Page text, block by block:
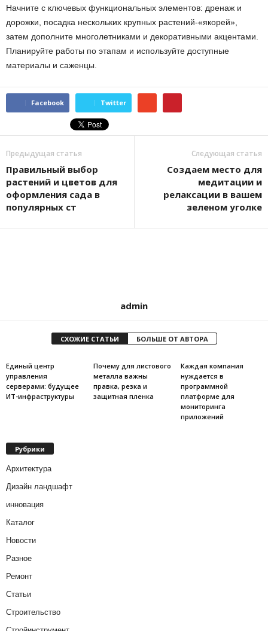
Начните с ключевых функциональных элементов: дренаж и
дорожки, посадка нескольких крупных растений-«якорей»,
затем дополните многолетниками и декоративными акцентами.
Планируйте работы по этапам и используйте доступные
материалы и саженцы.
Facebook Twitter
Предыдущая статья
Правильный выбор
растений и цветов для
оформления сада в
популярных ст
Следующая статья
Создаем место для
медитации и
релаксации в вашем
зеленом уголке
admin
СХОЖИЕ СТАТЬИ БОЛЬШЕ ОТ АВТОРА
Единый центр
управления
серверами: будущее
ИТ-инфраструктуры
Почему для листового
металла важны
правка, резка и
защитная пленка
Каждая компания
нуждается в
программной
платформе для
мониторинга
приложений
Рубрики
Архитектура
Дизайн ландшафт
инновация
Каталог
Новости
Разное
Ремонт
Статьи
Строительство